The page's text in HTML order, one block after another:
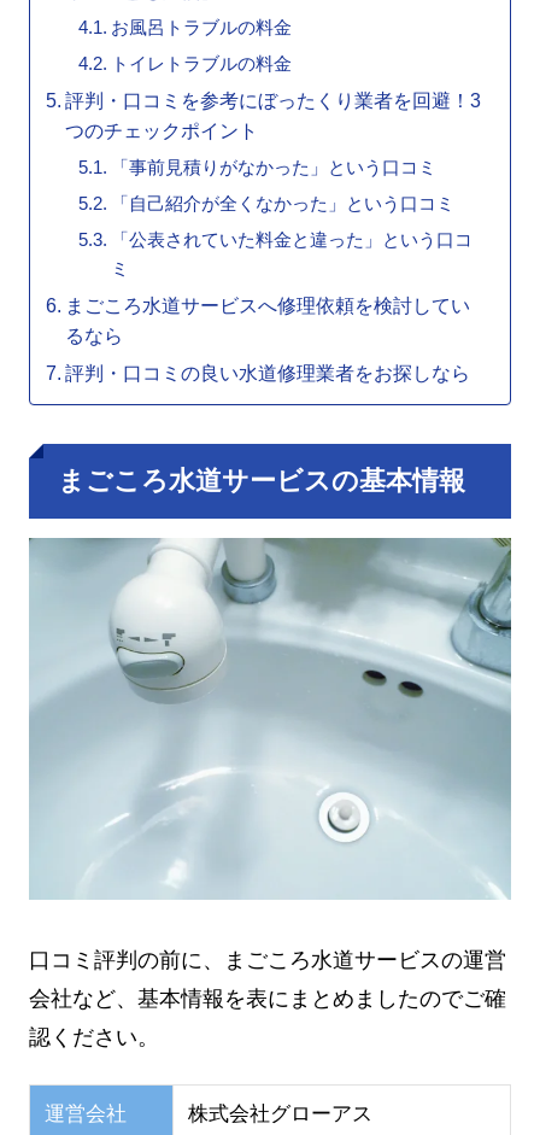
お風呂トラブルの料金
トイレトラブルの料金
評判・口コミを参考にぼったくり業者を回避！3
つのチェックポイント
「事前見積りがなかった」という口コミ
「自己紹介が全くなかった」という口コミ
「公表されていた料金と違った」という口コ
ミ
まごころ水道サービスへ修理依頼を検討してい
るなら
評判・口コミの良い水道修理業者をお探しなら
まごころ水道サービスの基本情報
口コミ評判の前に、まごころ水道サービスの運営
会社など、基本情報を表にまとめましたのでご確
認ください。
運営会社 株式会社グローアス